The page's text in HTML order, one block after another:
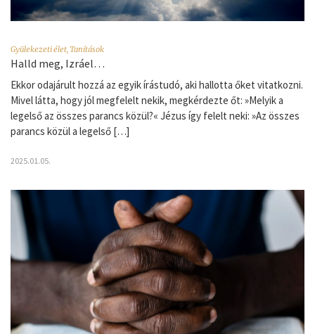
Gyülekezeti élet,Tanítások
Halld meg, Izráel…
Ekkor odajárult hozzá az egyik írástudó, aki hallotta őket vitatkozni.
Mivel látta, hogy jól megfelelt nekik, megkérdezte őt: »Melyik a
legelső az összes parancs közül?« Jézus így felelt neki: »Az összes
parancs közül a legelső […]
2025.01.05.